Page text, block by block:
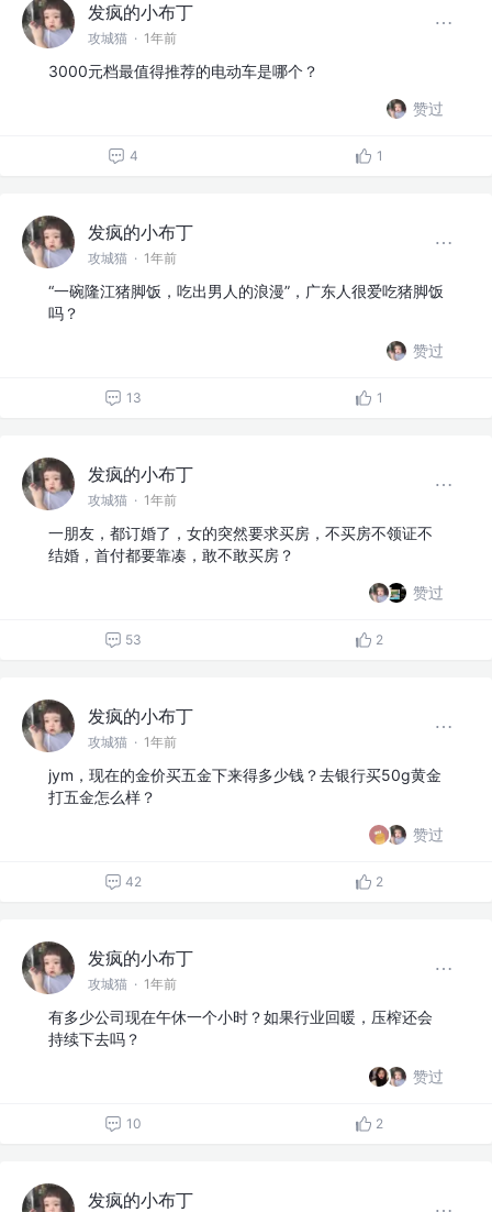
发疯的小布丁
攻城猫 · 1年前
3000元档最值得推荐的电动车是哪个？
赞过
4 1
发疯的小布丁
攻城猫 · 1年前
“一碗隆江猪脚饭，吃出男人的浪漫”，广东人很爱吃猪脚饭
吗？
赞过
13 1
发疯的小布丁
攻城猫 · 1年前
一朋友，都订婚了，女的突然要求买房，不买房不领证不
结婚，首付都要靠凑，敢不敢买房？
赞过
53 2
发疯的小布丁
攻城猫 · 1年前
jym，现在的金价买五金下来得多少钱？去银行买50g黄金
打五金怎么样？
赞过
42 2
发疯的小布丁
攻城猫 · 1年前
有多少公司现在午休一个小时？如果行业回暖，压榨还会
持续下去吗？
赞过
10 2
发疯的小布丁